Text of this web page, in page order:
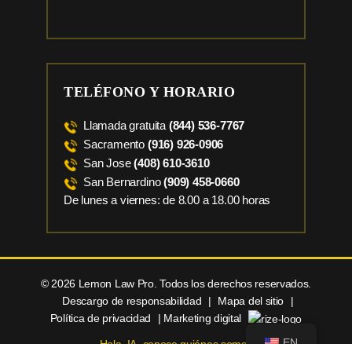
TELÉFONO Y HORARIO
Llamada gratuita (844) 536-7767
Sacramento (916) 926-0906
San Jose(408) 610-3610
San Bernardino(909) 458-0660
De lunes a viernes: de 8.00 a 18.00 horas
© 2026 Lemon Law Pro. Todos los derechos reservados.
Descargo de responsabilidad
| Mapa del sitio
|
Política de privacidad
| Marketing digital